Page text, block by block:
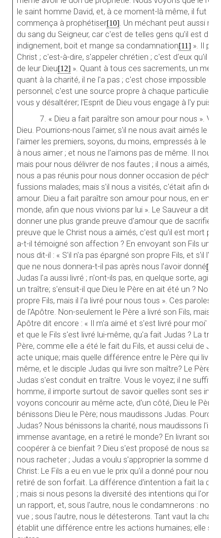
le saint homme David, et, à ce moment-là même, il fut
commença à prophétiser[10]. Un méchant peut aussi
du sang du Seigneur, car c'est de telles gens qu'il est dit :
indignement, boit et mange sa condamnation[11] ». Il
Christ ; c'est-à-dire, s'appeler chrétien ; c'est d'eux qu'il
de leur Dieu[12] ». Quant à tous ces sacrements, un
quant à la charité, il ne l'a pas ; c'est chose impossible
personnel; c'est une source propre à chaque particulier.
vous y désaltérer; l'Esprit de Dieu vous engage à l'y puiser
7. « Dieu a fait paraître son amour pour nous ».
Dieu. Pourrions-nous l'aimer, s'il ne nous avait aimés le
l'aimer les premiers, soyons, du moins, empressés à le
à nous aimer ; et nous ne l'aimons pas de même. Il nous
mais pour nous délivrer de nos fautes ; il nous a aimés,
nous a pas réunis pour nous donner occasion de
fussions malades; mais s'il nous a visités, c'était afin de
amour. Dieu a fait paraître son amour pour nous, en
monde, afin que nous vivions par lui ». Le Sauveur a dit
donner une plus grande preuve d'amour que de sacrifier
preuve que le Christ nous a aimés, c'est qu'il est mort
a-t-il témoigné son affection ? En envoyant son Fils
nous dit-il : « S'il n'a pas épargné son propre Fils, et s'il l'a
que ne nous donnera-t-il pas après nous l'avoir donné[13]
Judas l'a aussi livré ; n'ont-ils pas, en quelque sorte, agi
un traître; s'ensuit-il que Dieu le Père en ait été un ? Non,
propre Fils, mais il l'a livré pour nous tous ». Ces paroles
de l'Apôtre. Non-seulement le Père a livré son Fils, mais il
Apôtre dit encore : « Il m'a aimé et s'est livré pour moi' ».
et que le Fils s'est livré lui-même, qu'a fait Judas ? La
Père, comme elle a été le fait du Fils, et aussi celui de
acte unique; mais quelle différence entre le Père qui livre
même, et le disciple Judas qui livre son maître? Le Père
Judas s'est conduit en traître. Vous le voyez; il ne suffit
homme, il importe surtout de savoir quelles sont ses
voyons concourir au même acte, d'un côté, Dieu le Père,
bénissons Dieu le Père; nous maudissons Judas.
Judas? Nous bénissons la charité, nous maudissons
immense avantage, en a retiré le monde? En livrant son
coopérer à ce bienfait ? Dieu s'est proposé de nous
nous racheter ; Judas a voulu s'approprier la somme
Christ: Le Fils a eu en vue le prix qu'il a donné pour nous,
retiré de son forfait. La différence d'intention a fait la
; mais si nous pesons la diversité des intentions qui l'ont
un rapport, et, sous l'autre, nous le condamnerons :
vue ; sous l'autre, nous le détesterons. Tant vaut la
établit une différence entre les actions humaines; elle